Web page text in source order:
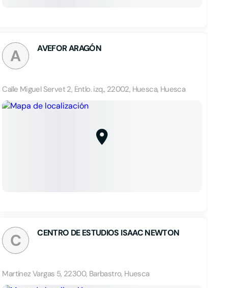
A AVEFOR ARAGÓN
Calle Miguel Servet 2, Entlo. izq., 22002, Huesca, Huesca
C CENTRO DE ESTUDIOS ISAAC NEWTON
Martínez Vargas 5, 22300, Barbastro, Huesca